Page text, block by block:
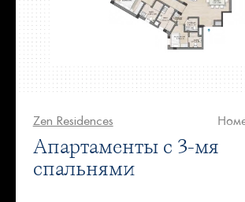
Zen Residences
Апартаменты с 3-мя
спальнями